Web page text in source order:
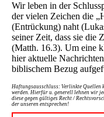
Wir leben in der
der vielen Zeichen die
(Entrückung) naht
seiner Zeit, dass sie die
(Matth. 16.3). Um eine
hier aktuelle
biblischem Bezug
Haftungsausschluss: Verlinkte Quellen
werden. Hierfür u. generell lehnen wir
diese gegen gültiges Recht /
der unseren entsprechen!